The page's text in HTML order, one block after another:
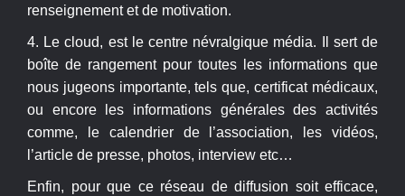
renseignement et de motivation.
4. Le cloud, est le centre névralgique média. Il sert de
boîte de rangement pour toutes les informations que
nous jugeons importante, tels que, certificat médicaux,
ou encore les informations générales des activités
comme, le calendrier de l’association, les vidéos,
l’article de presse, photos, interview etc…
Enfin, pour que ce réseau de diffusion soit efficace,